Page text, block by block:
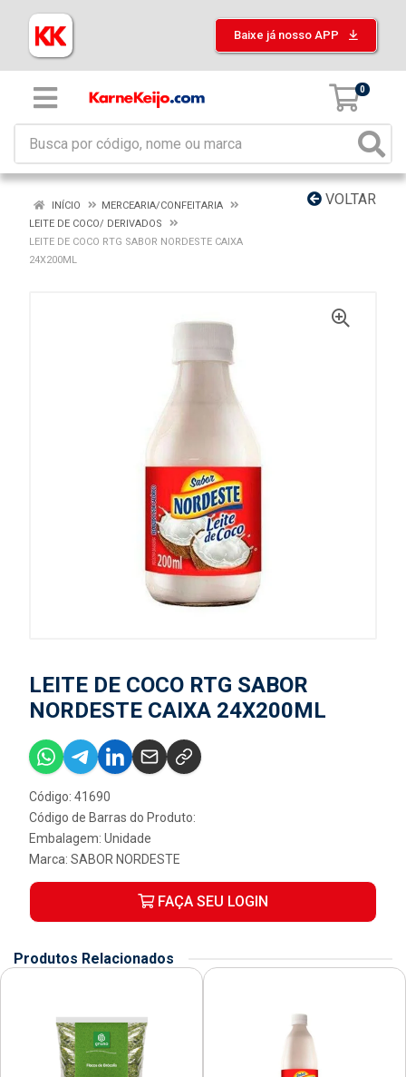
Baixe já nosso APP
0
VOLTAR
INÍCIO
MERCEARIA/CONFEITARIA
LEITE DE COCO/ DERIVADOS
LEITE DE COCO RTG SABOR NORDESTE CAIXA
24X200ML
LEITE DE COCO RTG SABOR
NORDESTE CAIXA 24X200ML
Código: 41690
Código de Barras do Produto:
Embalagem: Unidade
Marca: SABOR NORDESTE
FAÇA SEU LOGIN
Produtos Relacionados